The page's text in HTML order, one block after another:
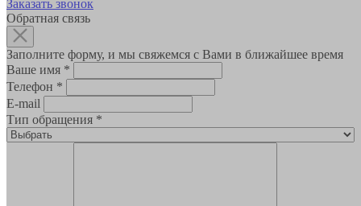
Заказать звонок
Обратная связь
Заполните форму, и мы свяжемся с Вами в ближайшее время
Ваше имя *
Телефон *
E-mail
Тип обращения *